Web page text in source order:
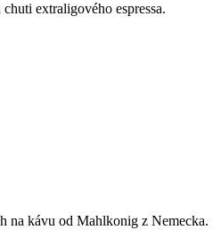
extraligového espressa.
na kávu od Mahlkonig z Nemecka.